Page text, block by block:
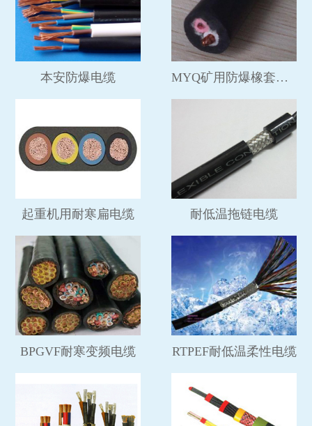
本安防爆电缆 MYQ矿用防爆橡套电缆
起重机用耐寒扁电缆 耐低温拖链电缆
BPGVF耐寒变频电缆 RTPEF耐低温柔性电缆